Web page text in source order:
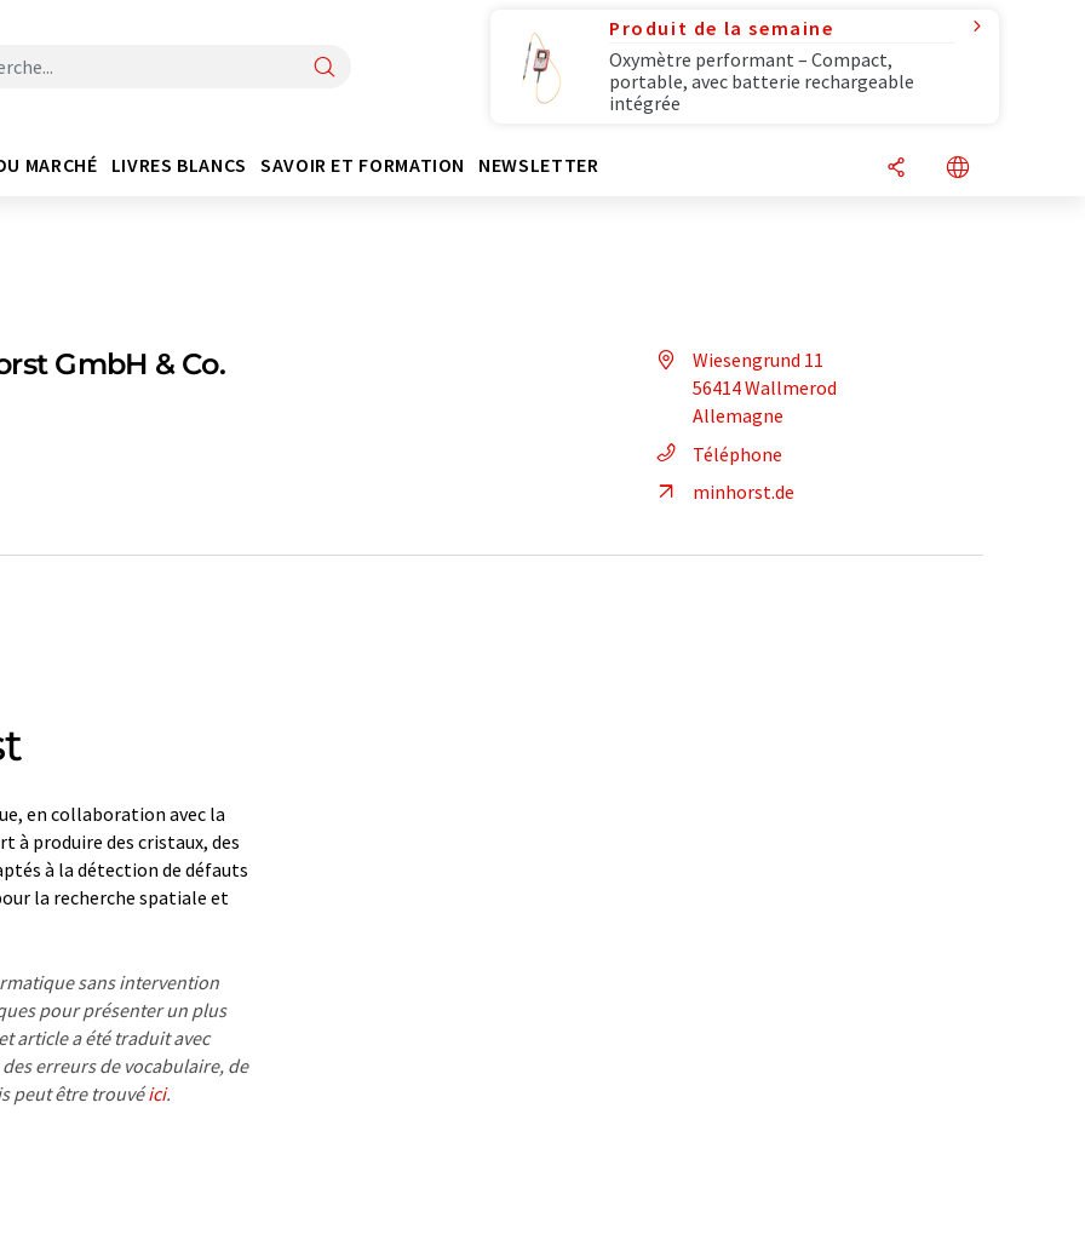
Produit de la semaine
Oxymètre performant – Compact,
portable, avec batterie rechargeable
intégrée
MARCHÉ LIVRES BLANCS SAVOIR ET FORMATION NEWSLETTER
GmbH & Co.
Wiesengrund 11
56414 Wallmerod
Allemagne
Téléphone
minhorst.de
en collaboration avec la
à produire des cristaux, des
à la détection de défauts
la recherche spatiale et
sans intervention
pour présenter un plus
article a été traduit avec
erreurs de vocabulaire, de
peut être trouvéici.